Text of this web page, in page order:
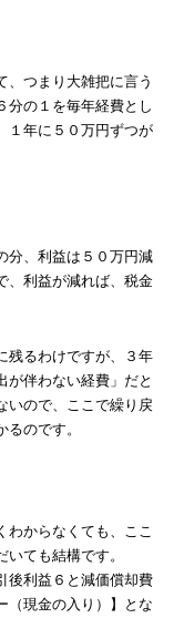
、つまり大雑把に言う
分の１を毎年経費とし
１年に５０万円ずつが
分、利益は５０万円減
、利益が減れば、税金
残るわけですが、３年
が伴わない経費」だと
いので、ここで繰り戻
のです。
わからなくても、ここ
ても結構です。
後利益６と減価償却費
（現金の入り）】とな